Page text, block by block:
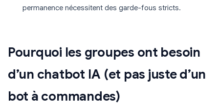
permanence nécessitent des garde-fous stricts.
Pourquoi les groupes ont besoin
d’un chatbot IA (et pas juste d’un
bot à commandes)